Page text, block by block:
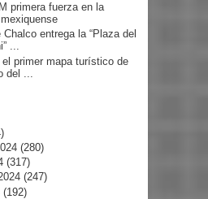
primera fuerza en la
entrega la “Plaza del
...
el primer mapa turístico de
del ...
(280)
(317)
(247)
(192)